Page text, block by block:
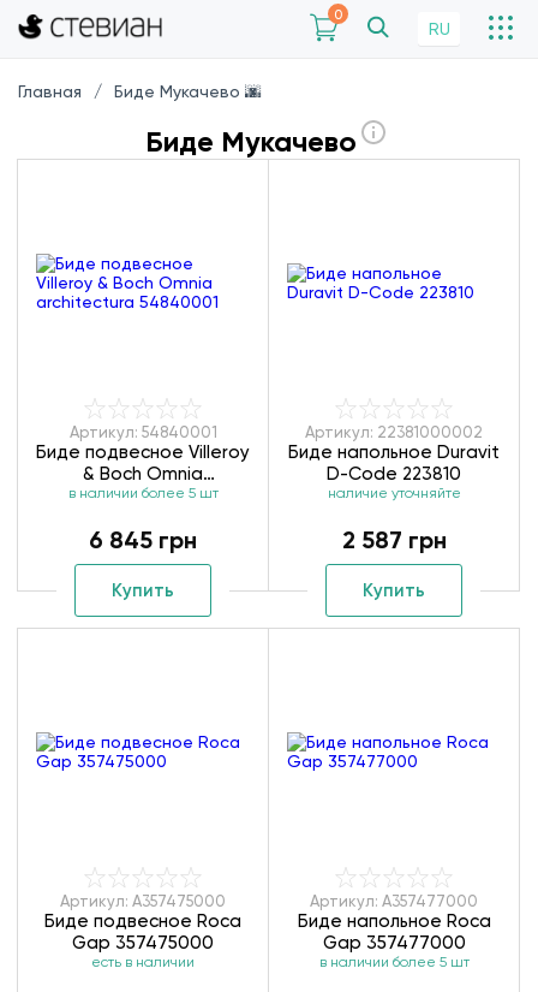
0
RU
Главная Биде Мукачево 🌆
Биде Мукачево
Артикул: 54840001
Биде подвесное Villeroy
& Boch Omnia
architectura 54840001
в наличии более 5 шт
6 845 грн
Купить
Артикул: 22381000002
Биде напольное Duravit
D-Code 223810
наличие уточняйте
2 587 грн
Купить
Артикул: A357475000
Биде подвесное Roca
Gap 357475000
есть в наличии
Артикул: A357477000
Биде напольное Roca
Gap 357477000
в наличии более 5 шт